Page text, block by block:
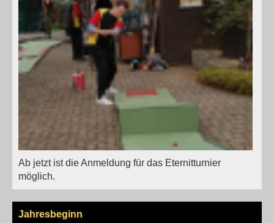
Ab jetzt ist die Anmeldung für das Eternitturnier
möglich.
Jahresbeginn